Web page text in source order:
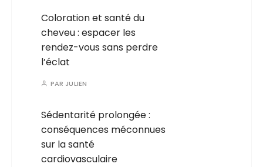
Coloration et santé du
cheveu : espacer les
rendez-vous sans perdre
l’éclat
PAR JULIEN
Sédentarité prolongée :
conséquences méconnues
sur la santé
cardiovasculaire